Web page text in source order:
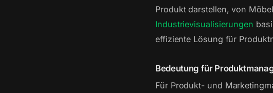
Produkt darstellen, von
Industrievisualisierungen
effiziente Lösung für
Bedeutung für
Für Produkt- und